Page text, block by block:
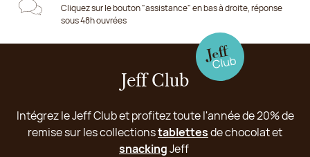
Cliquez sur le bouton "assistance" en bas à droite, réponse
sous 48h ouvrées
Jeff Club
Intégrez le Jeff Club et profitez toute l'année de 20% de
remise sur les collectionstablettesde chocolat et
snackingJeff